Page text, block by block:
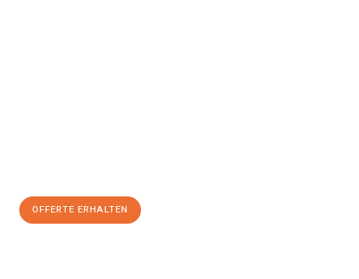
OFFERTE ERHALTEN